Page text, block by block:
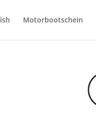
Motorbootschein